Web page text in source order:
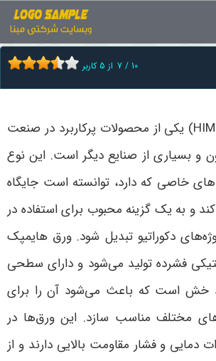
7 / 10 از 5 کاربر
یکی از محصولات پرکاربرد در صنعت
و بسیاری از صنایع دیگر است. این نوع
خاصی که دارد، توانسته است جایگاه
کند و به یک گزینه محبوب برای استفاده در
دکوراتیو تبدیل شود. ورق هایمپک
فشرده تولید می‌شود و دارای سطحی
خش است که باعث می‌شود آن را برای
مختلف مناسب سازد. این ورق‌ها در
دمایی و فشار مقاومت بالایی دارند و از